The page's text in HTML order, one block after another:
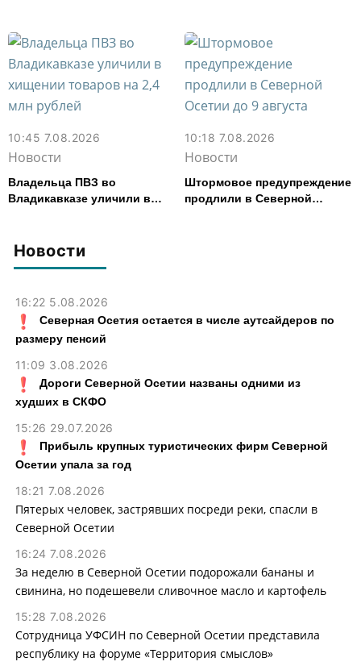
Новости
16:22 5.08.2026
Северная Осетия остается в числе аутсайдеров по
размеру пенсий
11:09 3.08.2026
Дороги Северной Осетии названы одними из
худших в СКФО
15:26 29.07.2026
Прибыль крупных туристических фирм Северной
Осетии упала за год
18:21 7.08.2026
Пятерых человек, застрявших посреди реки, спасли в
Северной Осетии
16:24 7.08.2026
За неделю в Северной Осетии подорожали бананы и
свинина, но подешевели сливочное масло и картофель
15:28 7.08.2026
Сотрудница УФСИН по Северной Осетии представила
республику на форуме «Территория смыслов»
10:45 7.08.2026
Новости
Владельца ПВЗ во
Владикавказе уличили в
10:18 7.08.2026
Новости
Штормовое предупреждение
продлили в Северной